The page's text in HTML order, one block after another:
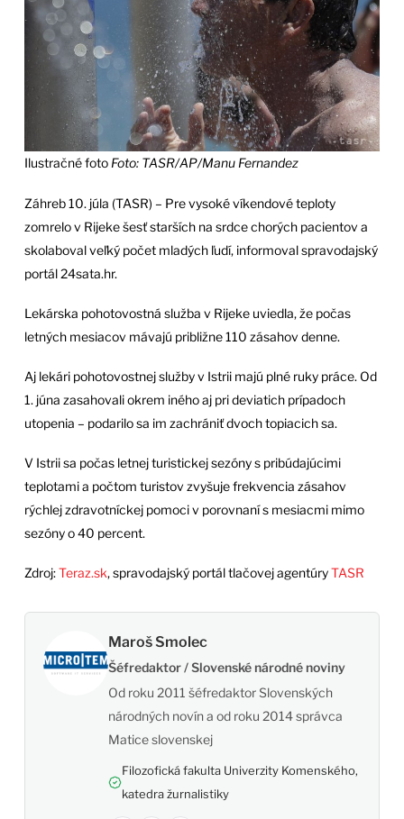
Ilustračné fotoFoto: TASR/AP/Manu Fernandez
Záhreb 10. júla (TASR) – Pre vysoké víkendové teploty
zomrelo v Rijeke šesť starších na srdce chorých pacientov a
skolaboval veľký počet mladých ľudí, informoval spravodajský
portál 24sata.hr.
Lekárska pohotovostná služba v Rijeke uviedla, že počas
letných mesiacov mávajú približne 110 zásahov denne.
Aj lekári pohotovostnej služby v Istrii majú plné ruky práce. Od
1. júna zasahovali okrem iného aj pri deviatich prípadoch
utopenia – podarilo sa im zachrániť dvoch topiacich sa.
V Istrii sa počas letnej turistickej sezóny s pribúdajúcimi
teplotami a počtom turistov zvyšuje frekvencia zásahov
rýchlej zdravotníckej pomoci v porovnaní s mesiacmi mimo
sezóny o 40 percent.
Zdroj:Teraz.sk, spravodajský portál tlačovej agentúryTASR
Maroš Smolec
Šéfredaktor / Slovenské národné noviny
Od roku 2011 šéfredaktor Slovenských
národných novín a od roku 2014 správca
Matice slovenskej
Filozofická fakulta Univerzity Komenského,
katedra žurnalistiky